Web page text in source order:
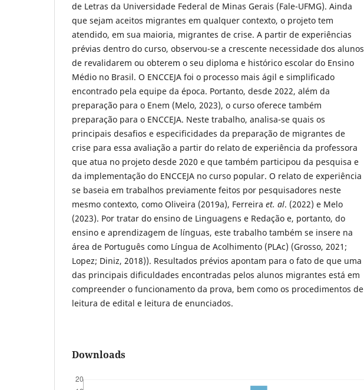
de Letras da Universidade Federal de Minas Gerais (Fale-UFMG). Ainda
que sejam aceitos migrantes em qualquer contexto, o projeto tem
atendido, em sua maioria, migrantes de crise. A partir de experiências
prévias dentro do curso, observou-se a crescente necessidade dos alunos
de revalidarem ou obterem o seu diploma e histórico escolar do Ensino
Médio no Brasil. O ENCCEJA foi o processo mais ágil e simplificado
encontrado pela equipe da época. Portanto, desde 2022, além da
preparação para o Enem (Melo, 2023), o curso oferece também
preparação para o ENCCEJA. Neste trabalho, analisa-se quais os
principais desafios e especificidades da preparação de migrantes de
crise para essa avaliação a partir do relato de experiência da professora
que atua no projeto desde 2020 e que também participou da pesquisa e
da implementação do ENCCEJA no curso popular. O relato de experiência
se baseia em trabalhos previamente feitos por pesquisadores neste
mesmo contexto, como Oliveira (2019a), Ferreira et. al. (2022) e Melo
(2023). Por tratar do ensino de Linguagens e Redação e, portanto, do
ensino e aprendizagem de línguas, este trabalho também se insere na
área de Português como Língua de Acolhimento (PLAc) (Grosso, 2021;
Lopez; Diniz, 2018)). Resultados prévios apontam para o fato de que uma
das principais dificuldades encontradas pelos alunos migrantes está em
compreender o funcionamento da prova, bem como os procedimentos de
leitura de edital e leitura de enunciados.
Downloads